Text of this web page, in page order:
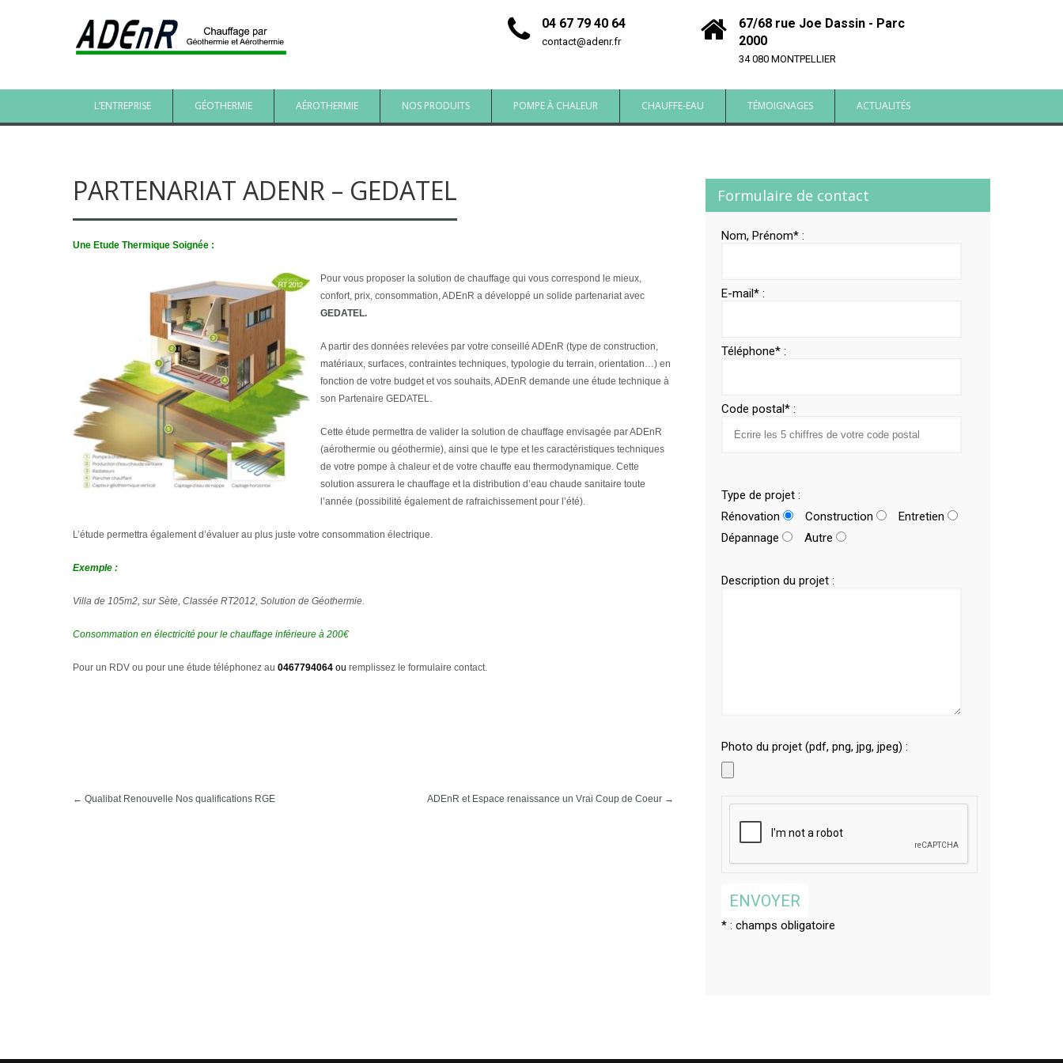
04 67 79 40 64
contact@adenr.fr
67/68 rue Joe Dassin - Parc
2000
34 080 MONTPELLIER
L’ENTREPRISE GÉOTHERMIE AÉROTHERMIE NOS PRODUITS POMPE À CHALEUR CHAUFFE-EAU TÉMOIGNAGES ACTUALITÉS
PARTENARIAT ADENR – GEDATEL
Une Etude Thermique Soignée :
Pour vous proposer la solution de chauffage qui vous correspond le mieux,
confort, prix, consommation, ADEnR a développé un solide partenariat avec
GEDATEL.
A partir des données relevées par votre conseillé ADEnR (type de construction,
matériaux, surfaces, contraintes techniques, typologie du terrain, orientation…) en
fonction de votre budget et vos souhaits, ADEnR demande une étude technique à
son Partenaire GEDATEL.
Cette étude permettra de valider la solution de chauffage envisagée par ADEnR
(aérothermie ou géothermie), ainsi que le type et les caractéristiques techniques
de votre pompe à chaleur et de votre chauffe eau thermodynamique. Cette
solution assurera le chauffage et la distribution d’eau chaude sanitaire toute
l’année (possibilité également de rafraichissement pour l’été).
L’étude permettra également d’évaluer au plus juste votre consommation électrique.
Exemple :
Villa de 105m2, sur Sète, Classée RT2012, Solution de Géothermie.
Consommation en électricité pour le chauffage inférieure à 200€
Pour un RDV ou pour une étude téléphonez au 0467794064 ou remplissez le formulaire contact.
← Qualibat Renouvelle Nos qualifications RGE ADEnR et Espace renaissance un Vrai Coup de Coeur →
Formulaire de contact
Nom, Prénom* :
E-mail* :
Téléphone* :
Code postal* :
Type de projet :
Rénovation
Construction
Entretien
Dépannage
Autre
Description du projet :
Photo du projet (pdf, png, jpg, jpeg) :
* : champs obligatoire